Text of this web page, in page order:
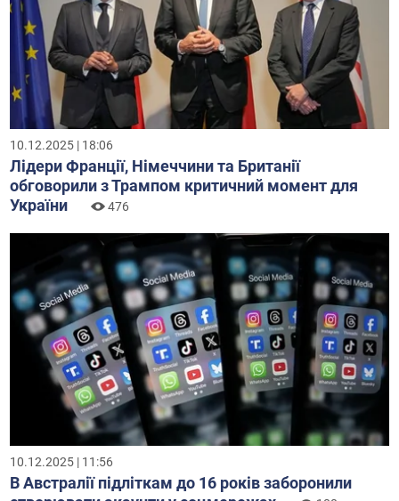
10.12.2025 | 18:06
Лідери Франції, Німеччини та Британії
обговорили з Трампом критичний момент для
України
476
10.12.2025 | 11:56
В Австралії підліткам до 16 років заборонили